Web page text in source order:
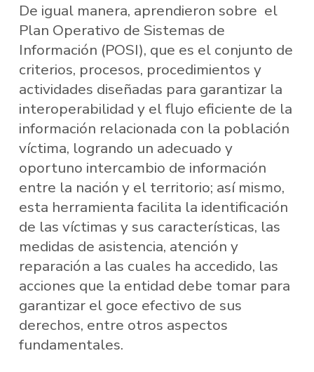
De igual manera, aprendieron sobre el
Plan Operativo de Sistemas de
Información (POSI), que es el conjunto de
criterios, procesos, procedimientos y
actividades diseñadas para garantizar la
interoperabilidad y el flujo eficiente de la
información relacionada con la población
víctima, logrando un adecuado y
oportuno intercambio de información
entre la nación y el territorio; así mismo,
esta herramienta facilita la identificación
de las víctimas y sus características, las
medidas de asistencia, atención y
reparación a las cuales ha accedido, las
acciones que la entidad debe tomar para
garantizar el goce efectivo de sus
derechos, entre otros aspectos
fundamentales.